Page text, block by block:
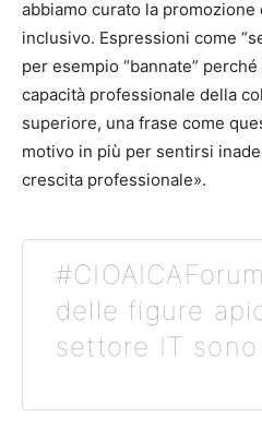
abbiamo curato la
inclusivo. Espressioni come
per esempio “bannate”
capacità professionale della
superiore, una frase come
motivo in più per sentirsi
crescita professionale».
delle figure
settore IT